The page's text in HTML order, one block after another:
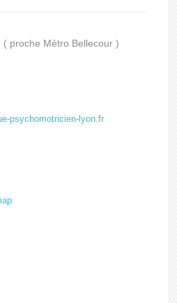
( proche Métro Bellecour )
psychomotricien-lyon.fr